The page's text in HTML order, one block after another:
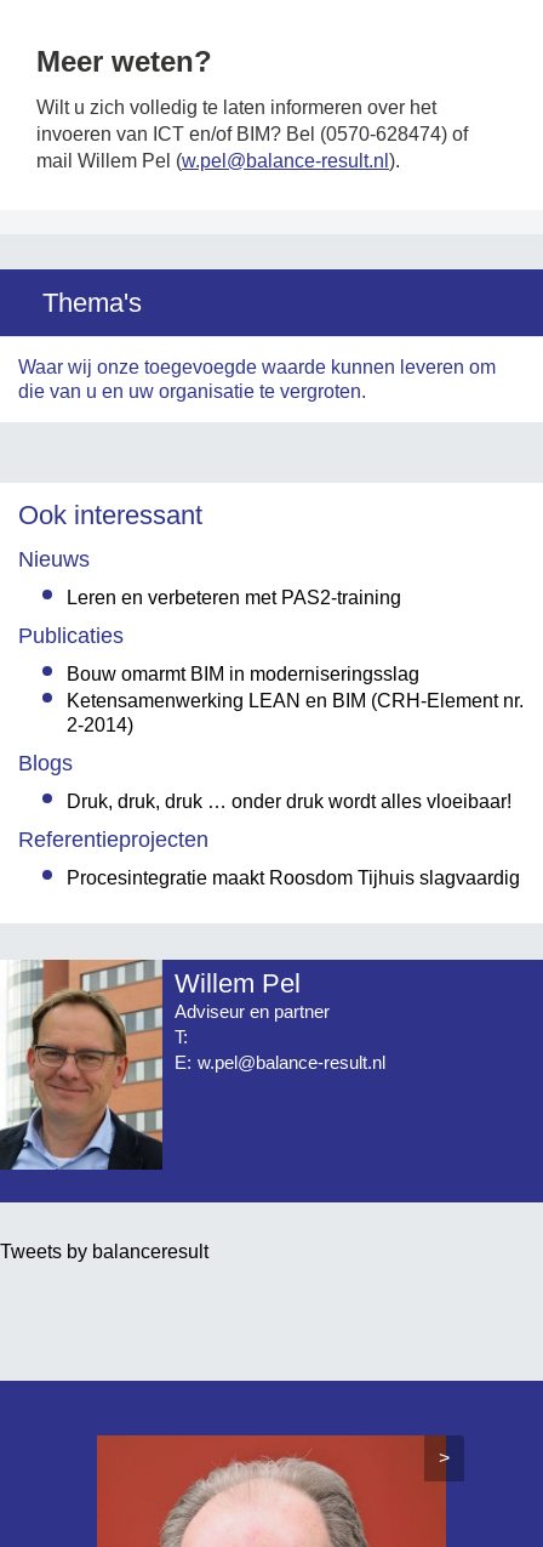
Meer weten?
Wilt u zich volledig te laten informeren over het
invoeren van ICT en/of BIM? Bel (0570-628474) of
mail Willem Pel (w.pel@balance-result.nl ).
Thema's
Waar wij onze toegevoegde waarde kunnen leveren om
die van u en uw organisatie te vergroten.
Ook interessant
Nieuws
Leren en verbeteren met PAS2-training
Publicaties
Bouw omarmt BIM in moderniseringsslag
Ketensamenwerking LEAN en BIM (CRH-Element nr.
2-2014)
Blogs
Druk, druk, druk … onder druk wordt alles vloeibaar!
Referentieprojecten
Procesintegratie maakt Roosdom Tijhuis slagvaardig
Willem Pel
Adviseur en partner
T:
E: w.pel@balance-result.nl
Tweets by balanceresult
>